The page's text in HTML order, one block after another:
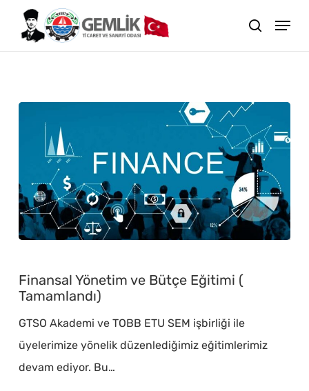
main
search
Yönetim
ve
Bütçe
Eğitimi
Finansal Yönetim ve Bütçe Eğitimi (
Tamamlandı)
GTSO Akademi ve TOBB ETU SEM işbirliği ile
üyelerimize yönelik düzenlediğimiz eğitimlerimiz
devam ediyor. Bu…